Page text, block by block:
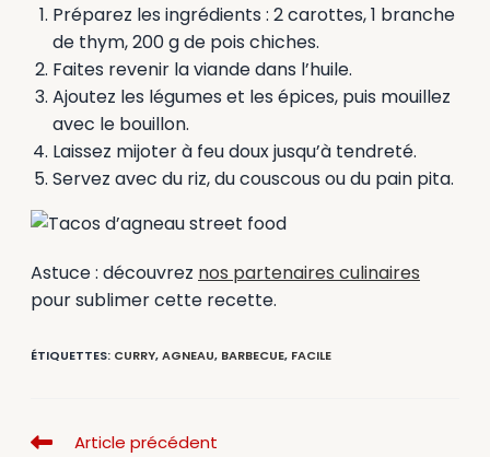
Préparez les ingrédients : 2 carottes, 1 branche
de thym, 200 g de pois chiches.
Faites revenir la viande dans l’huile.
Ajoutez les légumes et les épices, puis mouillez
avec le bouillon.
Laissez mijoter à feu doux jusqu’à tendreté.
Servez avec du riz, du couscous ou du pain pita.
Astuce : découvrez nos partenaires culinaires
pour sublimer cette recette.
ÉTIQUETTES: CURRY,AGNEAU, BARBECUE, FACILE
Article précédent